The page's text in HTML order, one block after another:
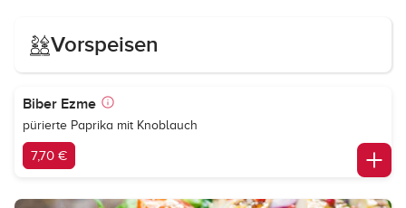
Vorspeisen
Biber Ezme
pürierte Paprika mit Knoblauch
7,70 €